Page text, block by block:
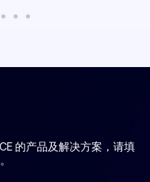
的产品及解决方案，请填